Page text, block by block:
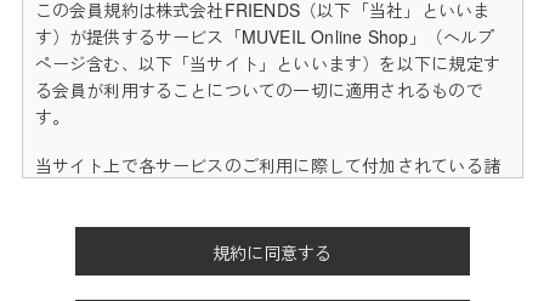
この会員規約は株式会社FRIENDS（以下「当社」といいま
す）が提供するサービス「MUVEIL Online Shop」（ヘルプ
ページ含む、以下「当サイト」といいます）を以下に規定す
る会員が利用することについての一切に適用されるもので
す。
当サイト上で各サービスのご利用に際して付加されている諸
イトとリンクするサービスについては、当サイトのサポート
範囲外となる為、各リンク先の規約に従うものとします）
規約に同意する